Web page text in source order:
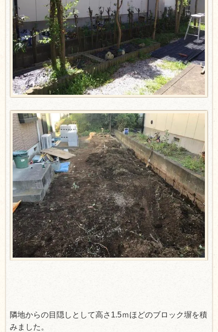
隣地からの目隠しとして高さ1.5ｍほどのブロック塀を積
みました。